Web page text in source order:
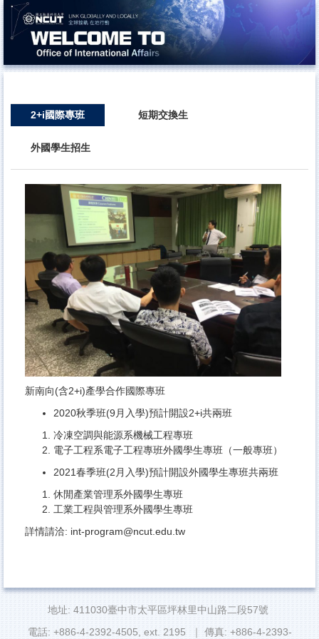
跳
到
主
內
2+i國際專班
短期交換生
外國學生招生
新南向(含2+i)產學合作國際專班
2020秋季班(9月入學)預計開設2+i共兩班
冷凍空調與能源系機械工程專班
電子工程系電子工程專班外國學生專班（一般專班）
2021春季班(2月入學)預計開設外國學生專班共兩班
休閒產業管理系外國學生專班
工業工程與管理系外國學生專班
詳情請洽: int-program@ncut.edu.tw
地址: 411030臺中市太平區坪林里中山路二段57號
電話: +886-4-2392-4505, ext. 2195 ｜ 傳真: +886-4-2393-